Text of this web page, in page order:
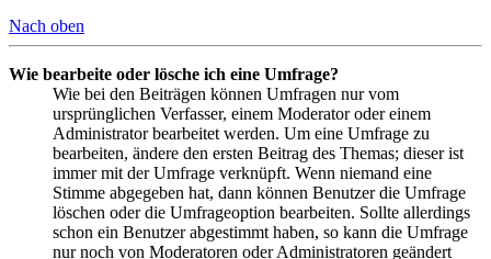
Nach oben
Wie bearbeite oder lösche ich eine Umfrage?
Wie bei den Beiträgen können Umfragen nur vom
ursprünglichen Verfasser, einem Moderator oder einem
Administrator bearbeitet werden. Um eine Umfrage zu
bearbeiten, ändere den ersten Beitrag des Themas; dieser ist
immer mit der Umfrage verknüpft. Wenn niemand eine
Stimme abgegeben hat, dann können Benutzer die Umfrage
löschen oder die Umfrageoption bearbeiten. Sollte allerdings
schon ein Benutzer abgestimmt haben, so kann die Umfrage
nur noch von Moderatoren oder Administratoren geändert